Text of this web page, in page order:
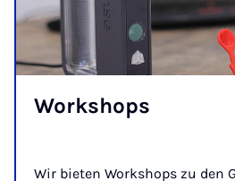
Work­shops
Wir bieten Workshops zu den